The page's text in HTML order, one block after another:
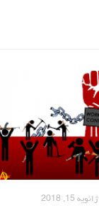
ژانویه 15, 2018